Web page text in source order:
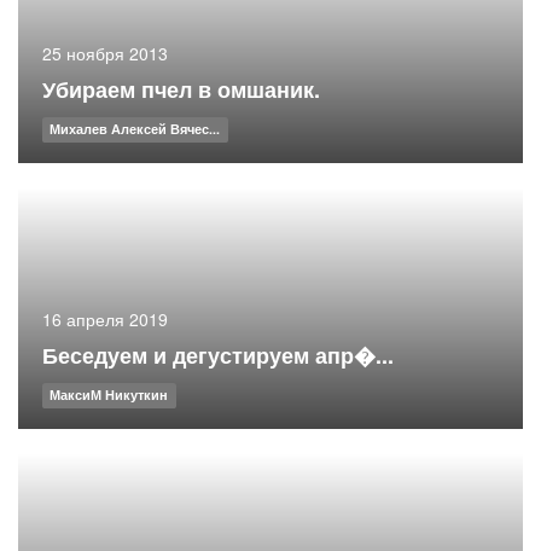
25 ноября 2013
Убираем пчел в омшаник.
Михалев Алексей Вячес...
16 апреля 2019
Беседуем и дегустируем апр�...
МаксиМ Никуткин